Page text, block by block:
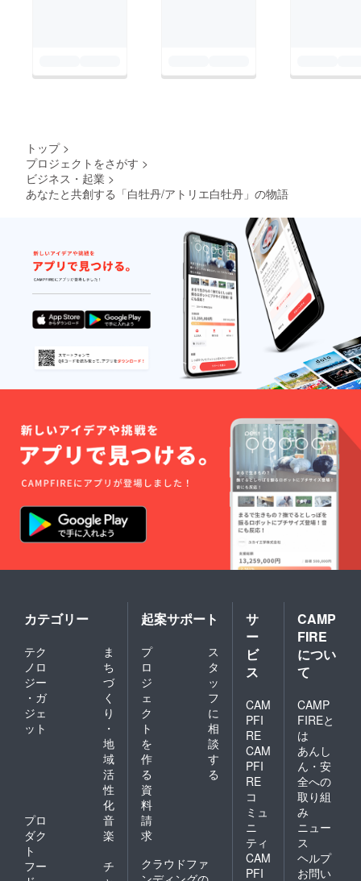
トップ >
プロジェクトをさがす >
ビジネス・起業 >
あなたと共創する「白牡丹/アトリエ白牡丹」の物語
カテゴリー
テク
ノロ
ジー
・ガ
ジェ
ット
ま
ち
づ
く
り
・
地
域
活
性
化
プロ
ダク
ト
音
楽
フー
チ
起案サポート
プ
ロ
ジ
ェ
ク
ト
を
作
る
ス
タ
ッ
フ
に
相
談
す
る
資
料
請
求
クラウドファ
サ
ー
ビ
ス
CAM
PFI
RE
CAM
PFI
RE
コ
ミュ
ニ
ティ
CAM
PFI
CAMP
FIRE
につい
て
CAMP
FIREと
は
あんし
ん・安
全への
取り組
み
ニュー
ス
ヘルプ
お問い